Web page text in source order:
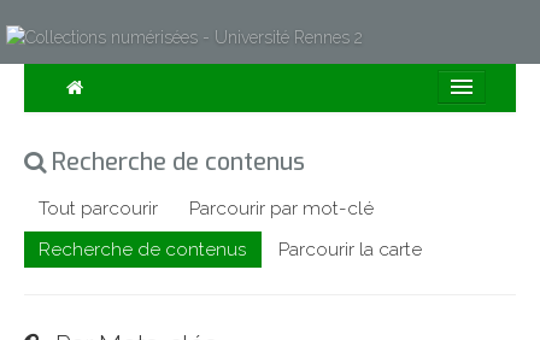
Sur la Carte
Recherche de contenus
Tout parcourir
Parcourir par mot-clé
Recherche de contenus
Parcourir la carte